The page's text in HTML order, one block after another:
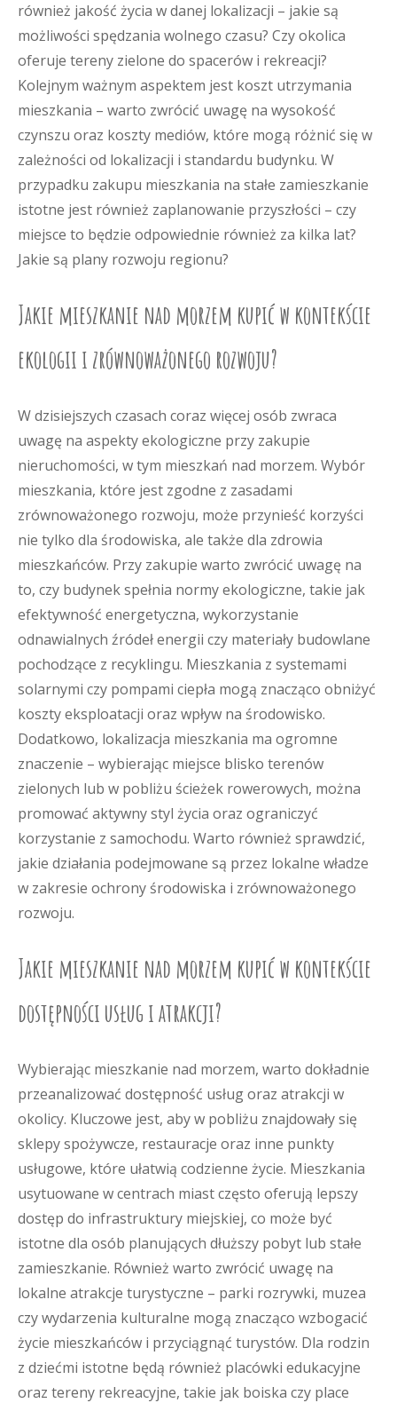
również jakość życia w danej lokalizacji – jakie są
możliwości spędzania wolnego czasu? Czy okolica
oferuje tereny zielone do spacerów i rekreacji?
Kolejnym ważnym aspektem jest koszt utrzymania
mieszkania – warto zwrócić uwagę na wysokość
czynszu oraz koszty mediów, które mogą różnić się w
zależności od lokalizacji i standardu budynku. W
przypadku zakupu mieszkania na stałe zamieszkanie
istotne jest również zaplanowanie przyszłości – czy
miejsce to będzie odpowiednie również za kilka lat?
Jakie są plany rozwoju regionu?
Jakie mieszkanie nad morzem kupić w kontekście
ekologii i zrównoważonego rozwoju?
W dzisiejszych czasach coraz więcej osób zwraca
uwagę na aspekty ekologiczne przy zakupie
nieruchomości, w tym mieszkań nad morzem. Wybór
mieszkania, które jest zgodne z zasadami
zrównoważonego rozwoju, może przynieść korzyści
nie tylko dla środowiska, ale także dla zdrowia
mieszkańców. Przy zakupie warto zwrócić uwagę na
to, czy budynek spełnia normy ekologiczne, takie jak
efektywność energetyczna, wykorzystanie
odnawialnych źródeł energii czy materiały budowlane
pochodzące z recyklingu. Mieszkania z systemami
solarnymi czy pompami ciepła mogą znacząco obniżyć
koszty eksploatacji oraz wpływ na środowisko.
Dodatkowo, lokalizacja mieszkania ma ogromne
znaczenie – wybierając miejsce blisko terenów
zielonych lub w pobliżu ścieżek rowerowych, można
promować aktywny styl życia oraz ograniczyć
korzystanie z samochodu. Warto również sprawdzić,
jakie działania podejmowane są przez lokalne władze
w zakresie ochrony środowiska i zrównoważonego
rozwoju.
Jakie mieszkanie nad morzem kupić w kontekście
dostępności usług i atrakcji?
Wybierając mieszkanie nad morzem, warto dokładnie
przeanalizować dostępność usług oraz atrakcji w
okolicy. Kluczowe jest, aby w pobliżu znajdowały się
sklepy spożywcze, restauracje oraz inne punkty
usługowe, które ułatwią codzienne życie. Mieszkania
usytuowane w centrach miast często oferują lepszy
dostęp do infrastruktury miejskiej, co może być
istotne dla osób planujących dłuższy pobyt lub stałe
zamieszkanie. Również warto zwrócić uwagę na
lokalne atrakcje turystyczne – parki rozrywki, muzea
czy wydarzenia kulturalne mogą znacząco wzbogacić
życie mieszkańców i przyciągnąć turystów. Dla rodzin
z dziećmi istotne będą również placówki edukacyjne
oraz tereny rekreacyjne, takie jak boiska czy place